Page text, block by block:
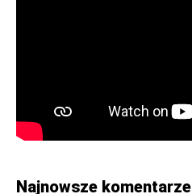
Najnowsze komentarze